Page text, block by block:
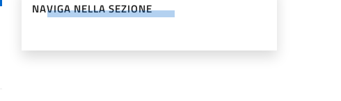
NAVIGA NELLA SEZIONE